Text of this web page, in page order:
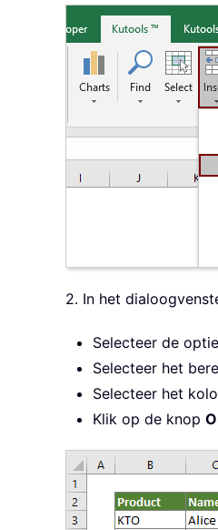
2. In het
Selecteer de optie
Selecteer het
Selecteer het
Klik op de knop